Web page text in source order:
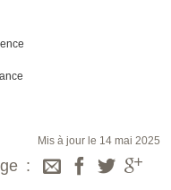
Mis à jour le 14 mai 2025